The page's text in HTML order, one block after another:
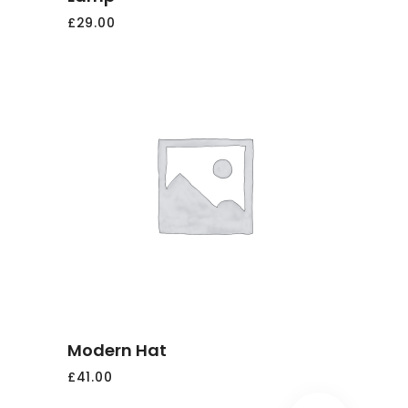
£29.00
AGGIUNGI
AL
CARRELLO
Modern Hat
£41.00